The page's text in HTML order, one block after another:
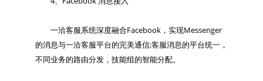
一洽客服系统深度融合Facebook，实现Messenger
的消息与一洽客服平台的完美通信;客服消息的平台统一，